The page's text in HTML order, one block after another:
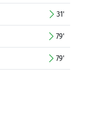
31'
79'
79'